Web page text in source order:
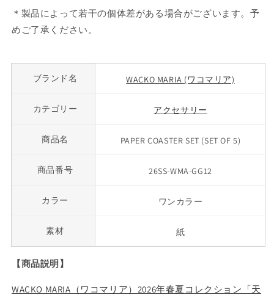
＊製品によって若干の個体差がある場合がございます。予
めご了承ください。
ブランド名 WACKO MARIA (ワコマリア)
カテゴリー アクセサリー
商品名 PAPERCOASTER SET (SET OF 5)
商品番号 26SS-WMA-GG12
カラー ワンカラー
素材 紙
【商品説明】
WACKO MARIA（ワコマリア）2026年春夏コレクション「天